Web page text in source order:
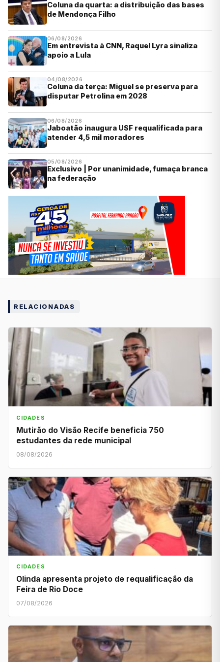
Coluna da quarta: a distribuição das bases
de Mendonça Filho
06/08/2026
Em entrevista à CNN, Raquel Lyra sinaliza
apoio a Lula
04/08/2026
Coluna da terça: Miguel se preserva para
disputar Petrolina em 2028
06/08/2026
Jaboatão inaugura USF requalificada para
atender 4,5 mil moradores
05/08/2026
Exclusivo | Por unanimidade, fumaça branca
na federação
RELACIONADAS
CIDADES
Mutirão do Visão Recife beneficia 750
estudantes da rede municipal
08/08/2026
CIDADES
Olinda apresenta projeto de requalificação da
Feira de Rio Doce
07/08/2026